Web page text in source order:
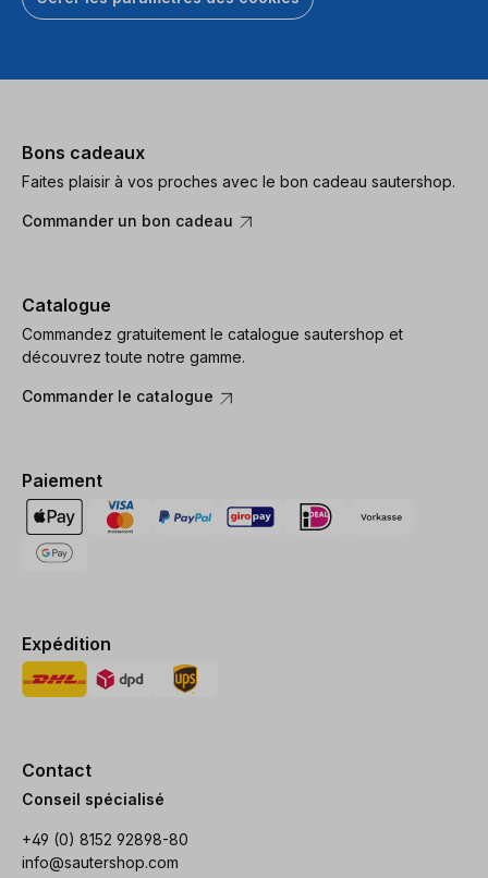
Bons cadeaux
Faites plaisir à vos proches avec le bon cadeau sautershop.
Commander un bon cadeau
Catalogue
Commandez gratuitement le catalogue sautershop et
découvrez toute notre gamme.
Commander le catalogue
Paiement
Expédition
Contact
Conseil spécialisé
+49 (0) 8152 92898-80
info@sautershop.com